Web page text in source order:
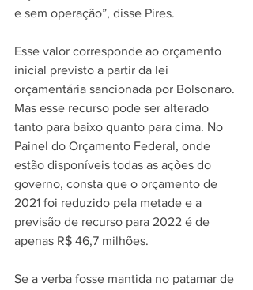
e sem operação”, disse Pires.
Esse valor corresponde ao orçamento
inicial previsto a partir da lei
orçamentária sancionada por Bolsonaro.
Mas esse recurso pode ser alterado
tanto para baixo quanto para cima. No
Painel do Orçamento Federal, onde
estão disponíveis todas as ações do
governo, consta que o orçamento de
2021 foi reduzido pela metade e a
previsão de recurso para 2022 é de
apenas R$ 46,7 milhões.
Se a verba fosse mantida no patamar de